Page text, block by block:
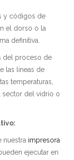
y códigos de
el dorso o la
definitiva.
del proceso de
las líneas de
temperaturas,
sector del vidrio o
nuestra impresora
ejecutar en